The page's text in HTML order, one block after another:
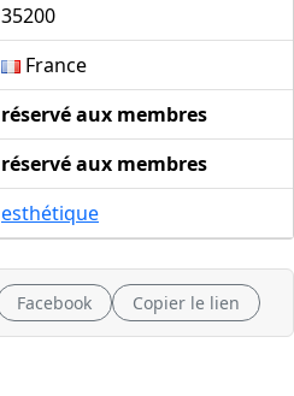
35200
France
réservé aux membres
réservé aux membres
esthétique
Facebook Copier le lien